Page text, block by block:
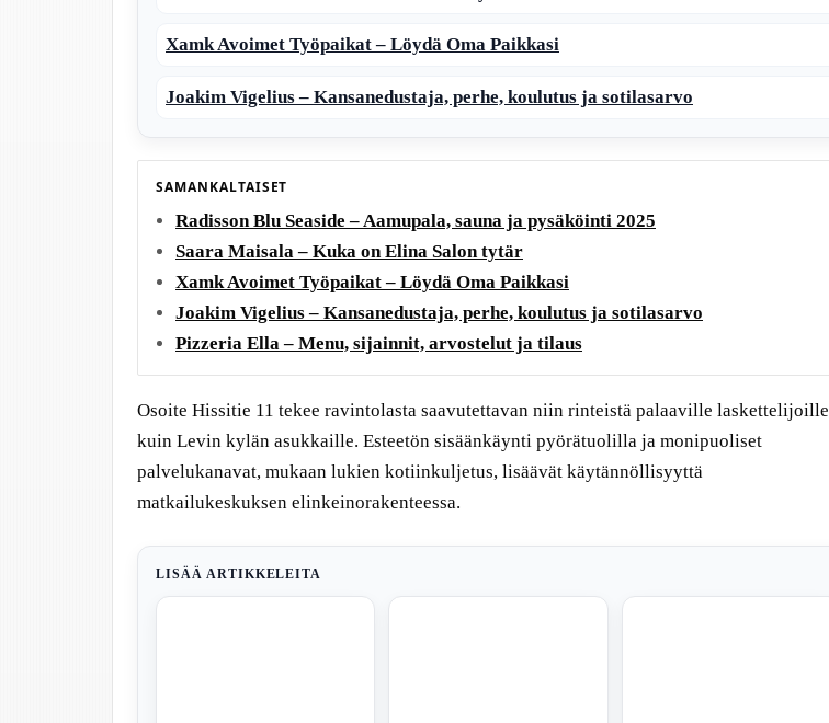
Xamk Avoimet Työpaikat – Löydä Oma Paikkasi
Joakim Vigelius – Kansanedustaja, perhe, koulutus ja sotilasarvo
SAMANKALTAISET
Radisson Blu Seaside – Aamupala, sauna ja pysäköinti 2025
Saara Maisala – Kuka on Elina Salon tytär
Xamk Avoimet Työpaikat – Löydä Oma Paikkasi
Joakim Vigelius – Kansanedustaja, perhe, koulutus ja sotilasarvo
Pizzeria Ella – Menu, sijainnit, arvostelut ja tilaus
Osoite Hissitie 11 tekee ravintolasta saavutettavan niin rinteistä palaaville laskettelijoille
kuin Levin kylän asukkaille. Esteetön sisäänkäynti pyörätuolilla ja monipuoliset
palvelukanavat, mukaan lukien kotiinkuljetus, lisäävät käytännöllisyyttä
matkailukeskuksen elinkeinorakenteessa.
LISÄÄ ARTIKKELEITA